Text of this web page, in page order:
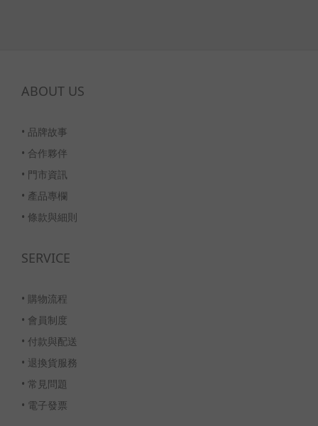
ABOUT US
• 品牌故事
• 合作夥伴
• 門市資訊
• 產品專欄
• 條款與細則
SERVICE
• 購物流程
• 會員制度
• 付款與配送
• 退換貨服務
• 常見問題
• 電子發票